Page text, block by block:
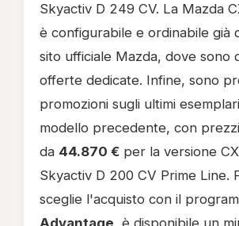
Skyactiv D 249 CV. La Mazda
è configurabile e ordinabile già
sito ufficiale Mazda, dove sono
offerte dedicate. Infine, sono
promozioni sugli ultimi
modello precedente, con
da 44.870 € per la versione
Skyactiv D 200 CV Prime Line.
sceglie l'acquisto con il